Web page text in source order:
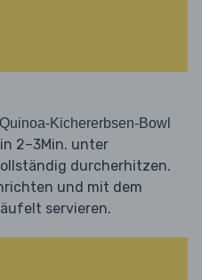
Quinoa-Kichererbsen-Bowl
2–3Min. unter
durcherhitzen.
und mit dem
servieren.